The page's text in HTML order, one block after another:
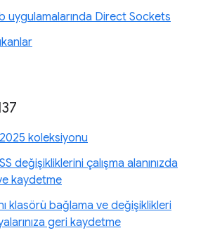
uygulamalarında Direct Sockets
koleksiyonu
değişikliklerini çalışma alanınızda
kaydetme
klasörü bağlama ve değişiklikleri
geri kaydetme